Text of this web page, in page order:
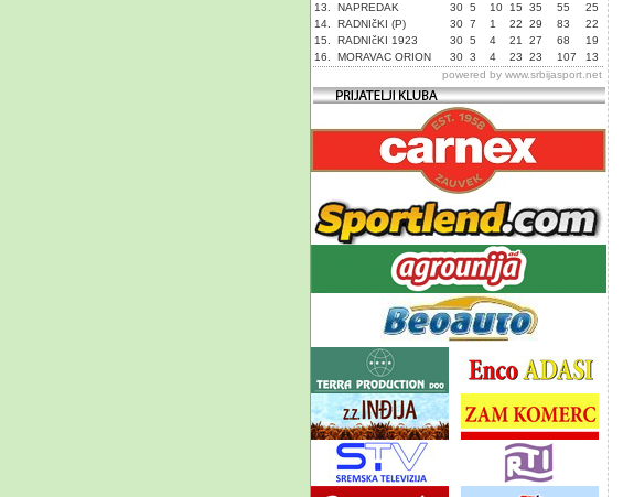
13.
NAPREDAK 30 5 10 15 35 55
25
14.
RADNIčKI (P) 30 7 1 22 29 83
22
15.
RADNIčKI 1923 30 5 4 21 27 68
19
16.
MORAVAC ORION 30 3 4 23 23 107
13
powered by www.srbijasport.net